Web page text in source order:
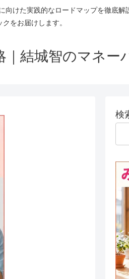
けた実践的なロードマップを徹底
をお届けします。
結城智のマネー
検